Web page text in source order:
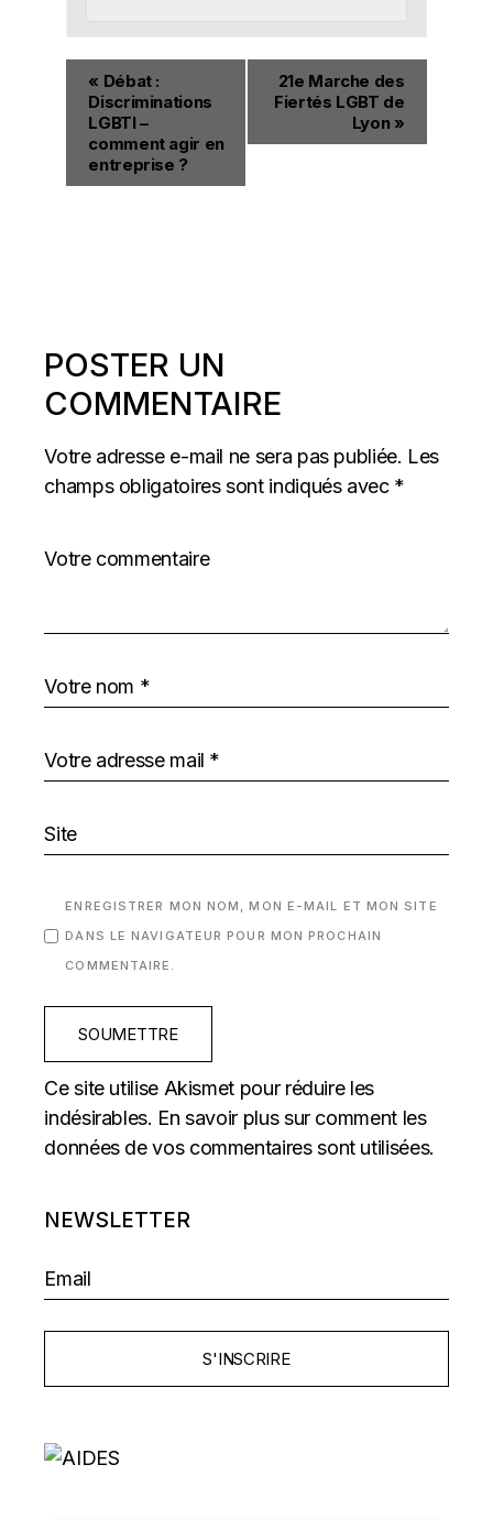
« Débat :
Discriminations
LGBTI –
comment agir en
entreprise ?
21e Marche des
Fiertés LGBT de
Lyon »
POSTER UN
COMMENTAIRE
Votre adresse e-mail ne sera pas publiée. Les
champs obligatoires sont indiqués avec *
ENREGISTRER MON NOM, MON E-MAIL ET MON SITE
DANS LE NAVIGATEUR POUR MON PROCHAIN
COMMENTAIRE.
SOUMETTRE
Ce site utilise Akismet pour réduire les
indésirables. En savoir plus sur comment les
données de vos commentaires sont utilisées.
NEWSLETTER
S'INSCRIRE